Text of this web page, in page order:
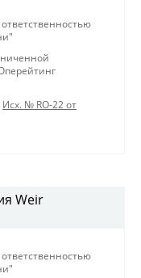
Исх. № RO-22 от
Weir